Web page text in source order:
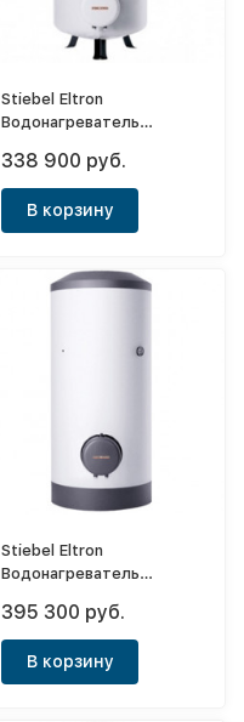
Stiebel Eltron
Водонагреватель
SHW 300 ACE
338 900 руб.
В корзину
Stiebel Eltron
Водонагреватель
SHW 400 S
395 300 руб.
В корзину